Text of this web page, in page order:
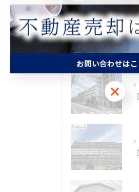
最近の投稿
お問い合わせは
お問い合わせは